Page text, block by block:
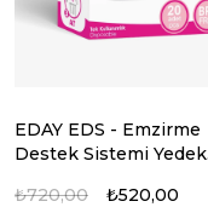
EDAY EDS - Emzirme
Destek Sistemi Yedek
₺520,00
₺720,00